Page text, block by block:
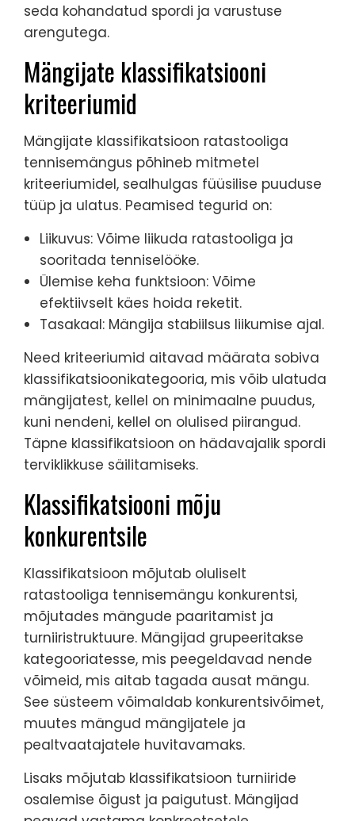
seda kohandatud spordi ja varustuse
arengutega.
Mängijate klassifikatsiooni
kriteeriumid
Mängijate klassifikatsioon ratastooliga
tennisemängus põhineb mitmetel
kriteeriumidel, sealhulgas füüsilise puuduse
tüüp ja ulatus. Peamised tegurid on:
Liikuvus: Võime liikuda ratastooliga ja
sooritada tenniselööke.
Ülemise keha funktsioon: Võime
efektiivselt käes hoida reketit.
Tasakaal: Mängija stabiilsus liikumise ajal.
Need kriteeriumid aitavad määrata sobiva
klassifikatsioonikategooria, mis võib ulatuda
mängijatest, kellel on minimaalne puudus,
kuni nendeni, kellel on olulised piirangud.
Täpne klassifikatsioon on hädavajalik spordi
terviklikkuse säilitamiseks.
Klassifikatsiooni mõju
konkurentsile
Klassifikatsioon mõjutab oluliselt
ratastooliga tennisemängu konkurentsi,
mõjutades mängude paaritamist ja
turniiristruktuure. Mängijad grupeeritakse
kategooriatesse, mis peegeldavad nende
võimeid, mis aitab tagada ausat mängu.
See süsteem võimaldab konkurentsivõimet,
muutes mängud mängijatele ja
pealtvaatajatele huvitavamaks.
Lisaks mõjutab klassifikatsioon turniiride
osalemise õigust ja paigutust. Mängijad